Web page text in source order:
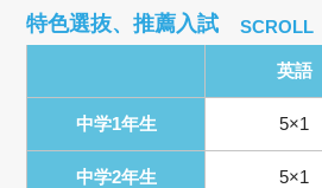
特色選抜、推薦入試 SCROLL
英語
中学1年生 5×1
中学2年生 5×1